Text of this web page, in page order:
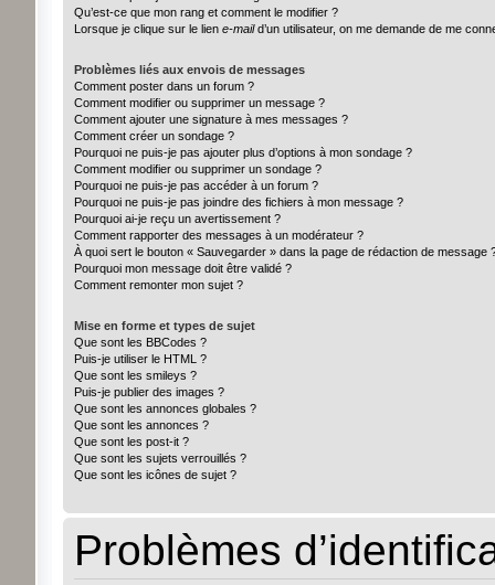
Qu’est-ce que mon rang et comment le modifier ?
Lorsque je clique sur le lien e-maild’un utilisateur, on me demande de me
Problèmes liés aux envois de messages
Comment poster dans un forum ?
Comment modifier ou supprimer un message ?
Comment ajouter une signature à mes messages ?
Comment créer un sondage ?
Pourquoi ne puis-je pas ajouter plus d’options à mon sondage ?
Comment modifier ou supprimer un sondage ?
Pourquoi ne puis-je pas accéder à un forum ?
Pourquoi ne puis-je pas joindre des fichiers à mon message ?
Pourquoi ai-je reçu un avertissement ?
Comment rapporter des messages à un modérateur ?
À quoi sert le bouton « Sauvegarder » dans la page de rédaction de message
Pourquoi mon message doit être validé ?
Comment remonter mon sujet ?
Mise en forme et types de sujet
Que sont les BBCodes ?
Puis-je utiliser le HTML ?
Que sont les smileys ?
Puis-je publier des images ?
Que sont les annonces globales ?
Que sont les annonces ?
Que sont les post-it ?
Que sont les sujets verrouillés ?
Que sont les icônes de sujet ?
Problèmes